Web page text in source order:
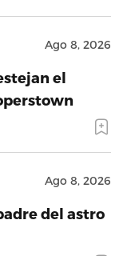
Ago 8, 2026
el
Ago 8, 2026
del astro